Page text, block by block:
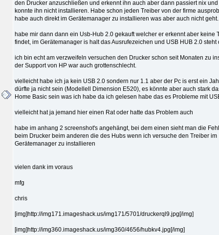
den Drucker anzuschließen und erkennt ihn auch aber dann passiert nix und
konnte ihn nicht installieren. Habe schon jeden Treiber von der firme
habe auch direkt im Gerätemanager zu installieren was aber auch nicht geht.
habe mir dann dann ein Usb-Hub 2.0 gekauft welcher er erkennt aber keine
findet, im Gerätemanager is halt das Ausrufezeichen und USB HUB 2.0 steht
ich bin echt am verzweifeln versuchen den Drucker schon seit Monaten zu
der Support von HP war auch grottenschlecht.
vielleicht habe ich ja kein USB 2.0 sondern nur 1.1 aber der Pc is erst ein
dürfte ja nicht sein (Modellell Dimension E520), es könnte aber auch stark
Home Basic sein was ich habe da ich gelesen habe das es Probleme mit
vielleicht hat ja jemand hier einen Rat oder hatte das Problem auch
habe im anhang 2 screenshot's angehängt, bei dem einen sieht man die
beim Drucker beim anderen die des Hubs wenn ich versuche den Treiber im
Gerätemanager zu installieren
vielen dank im voraus
mfg
chris
[img]http://img171.imageshack.us/img171/5701/druckerql9.jpg[/img]
[img]http://img360.imageshack.us/img360/4656/hubkv4.jpg[/img]